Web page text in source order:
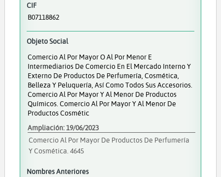
CIF
B07118862
Objeto Social
Comercio Al Por Mayor O Al Por Menor E
Intermediarios De Comercio En El Mercado Interno Y
Externo De Productos De Perfumería, Cosmética,
Belleza Y Peluquería, Así Como Todos Sus Accesorios.
Comercio Al Por Mayor Y Al Menor De Productos
Químicos. Comercio Al Por Mayor Y Al Menor De
Productos Cosmétic
Ampliación: 19/06/2023
Comercio Al Por Mayor De Productos De Perfumería
Y Cosmética. 4645
Nombres Anteriores